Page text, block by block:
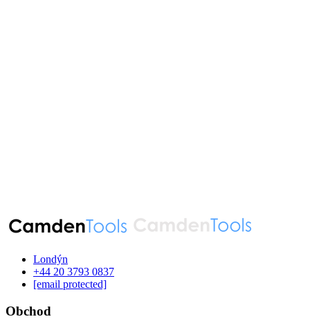
Londýn
‪+44 20 3793 0837‬
[email protected]
Obchod